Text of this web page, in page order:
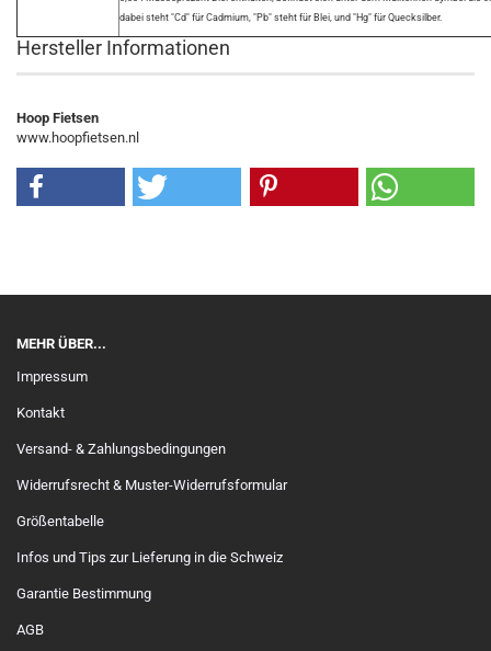
dabei steht "Cd" für Cadmium, "Pb" steht für Blei, und "Hg" für Quecksilber.
Hersteller Informationen
Hoop Fietsen
www.hoopfietsen.nl
MEHR ÜBER...
Impressum
Kontakt
Versand- & Zahlungsbedingungen
Widerrufsrecht & Muster-Widerrufsformular
Größentabelle
Infos und Tips zur Lieferung in die Schweiz
Garantie Bestimmung
AGB